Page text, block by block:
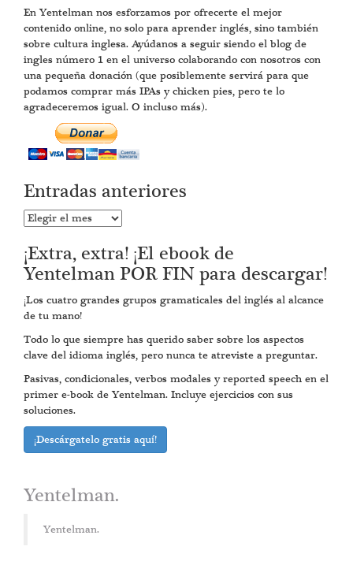
En Yentelman nos esforzamos por ofrecerte el mejor
contenido online, no solo para aprender inglés, sino también
sobre cultura inglesa. Ayúdanos a seguir siendo el blog de
ingles número 1 en el universo colaborando con nosotros con
una pequeña donación (que posiblemente servirá para que
podamos comprar más IPAs y chicken pies, pero te lo
agradeceremos igual. O incluso más).
Entradas anteriores
Entradas
¡Extra, extra! ¡El ebook de
Yentelman POR FIN para descargar!
¡Los cuatro grandes grupos gramaticales del inglés al alcance
de tu mano!
Todo lo que siempre has querido saber sobre los aspectos
clave del idioma inglés, pero nunca te atreviste a preguntar.
Pasivas, condicionales, verbos modales y reported speech en el
primer e-book de Yentelman. Incluye ejercicios con sus
soluciones.
¡Descárgatelo gratis aquí!
Yentelman.
Yentelman.